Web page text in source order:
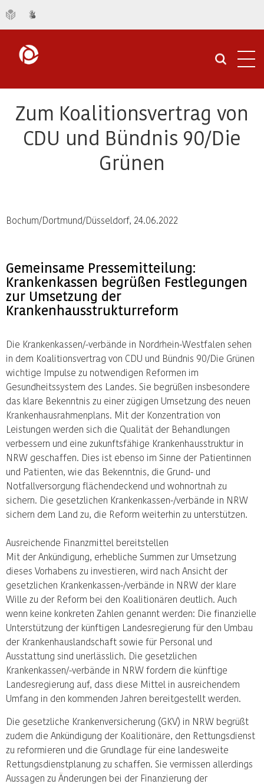
Zum Koalitionsvertrag von
CDU und Bündnis 90/Die
Grünen
Bochum/Dortmund/Düsseldorf, 24.06.2022
Gemeinsame Pressemitteilung:
Krankenkassen begrüßen Festlegungen
zur Umsetzung der
Krankenhausstrukturreform
Die Krankenkassen/-verbände in Nordrhein-Westfalen sehen
in dem Koalitionsvertrag von CDU und Bündnis 90/Die Grünen
wichtige Impulse zu notwendigen Reformen im
Gesundheitssystem des Landes. Sie begrüßen insbesondere
das klare Bekenntnis zu einer zügigen Umsetzung des neuen
Krankenhausrahmenplans. Mit der Konzentration von
Leistungen werden sich die Qualität der Behandlungen
verbessern und eine zukunftsfähige Krankenhausstruktur in
NRW geschaffen. Dies ist ebenso im Sinne der Patientinnen
und Patienten, wie das Bekenntnis, die Grund- und
Notfallversorgung flächendeckend und wohnortnah zu
sichern. Die gesetzlichen Krankenkassen-/verbände in NRW
sichern dem Land zu, die Reform weiterhin zu unterstützen.
Ausreichende Finanzmittel bereitstellen
Mit der Ankündigung, erhebliche Summen zur Umsetzung
dieses Vorhabens zu investieren, wird nach Ansicht der
gesetzlichen Krankenkassen-/verbände in NRW der klare
Wille zu der Reform bei den Koalitionären deutlich. Auch
wenn keine konkreten Zahlen genannt werden: Die finanzielle
Unterstützung der künftigen Landesregierung für den Umbau
der Krankenhauslandschaft sowie für Personal und
Ausstattung sind unerlässlich. Die gesetzlichen
Krankenkassen/-verbände in NRW fordern die künftige
Landesregierung auf, dass diese Mittel in ausreichendem
Umfang in den kommenden Jahren bereitgestellt werden.
Die gesetzliche Krankenversicherung (GKV) in NRW begrüßt
zudem die Ankündigung der Koalitionäre, den Rettungsdienst
zu reformieren und die Grundlage für eine landesweite
Rettungsdienstplanung zu schaffen. Sie vermissen allerdings
Aussagen zu Änderungen bei der Finanzierung der